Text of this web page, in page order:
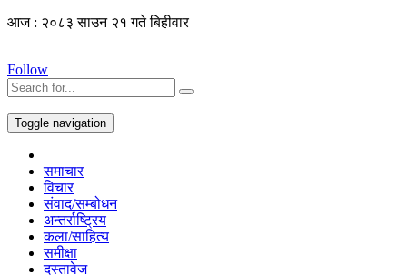
आज : २०८३ साउन २१ गते बिहीवार
Follow
Toggle navigation
समाचार
विचार
संवाद/सम्बोधन
अन्तर्राष्ट्रिय
कला/साहित्य
समीक्षा
दस्तावेज